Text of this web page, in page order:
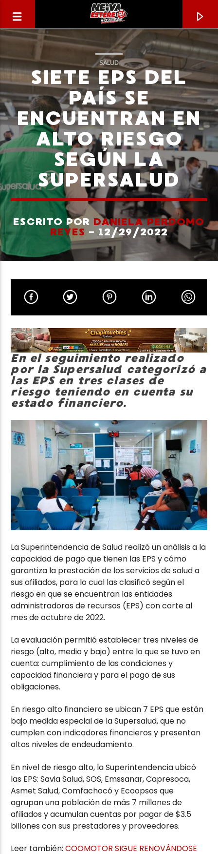
CANCIÓN ACTUAL
TÍTULO
Neiva Estereo
SALUD
SIETE EPS DEL
PAÍS SE
ENCUENTRAN EN
ALTO RIESGO
SEGÚN LA
SUPERSALUD
ESCRITO POR DANIELA PERDOMO
REYES - 12/29/2022
En el seguimiento realizado
por la Supersalud categorizó a
las EPS en tres clases de
riesgo teniendo en cuenta su
estado financiero.
La Superintendencia de Salud realizó un análisis a la
capacidad de pago que tienen las EPS y cómo
garantiza la prestación de los servicios de salud a
sus afiliados, para lo cual las clasificó según el
riesgo en que se encuentran las entidades
administradoras de recursos (EPS) con corte al
mes de octubre de 2022.
La evaluación permitió establecer tres niveles de
riesgo (alto, medio y bajo) entre lo que se tuvo en
cuenta: cumplimiento de las condiciones y
capacidad financiera y para el pago de sus
obligaciones.
En riesgo alto financiero se ubican 7 EPS que están
bajo medida especial de la Supersalud, que no
cumplen con indicadores financieros y presentan
altos niveles de endeudamiento.
En nivel de riesgo alto, la Superintendencia ubicó
las EPS: Savia Salud, SOS, Emssanar, Capresoca,
Asmet Salud, Comfachocó y Ecoopsos que
agrupan una población de más 7 millones de
afiliados y acumulan cuentas por pagar de $3.5
billones con sus prestadores y proveedores.
Leer también:COOMOTOR SIGUE RENOVÁNDOSE